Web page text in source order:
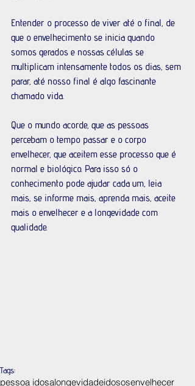
Entender o processo de viver até o final, de
que o envelhecimento se inicia quando
somos gerados e nossas células se
multiplicam intensamente todos os dias, sem
parar, até nosso final é algo fascinante
chamado vida.
Que o mundo acorde, que as pessoas
percebam o tempo passar e o corpo
envelhecer, que aceitem esse processo que é
normal e biológico. Para isso só o
conhecimento pode ajudar cada um, leia
mais, se informe mais, aprenda mais, aceite
mais o envelhecer e a longevidade com
qualidade.
Tags:
pessoa idosalongevidadeidososenvelhecer